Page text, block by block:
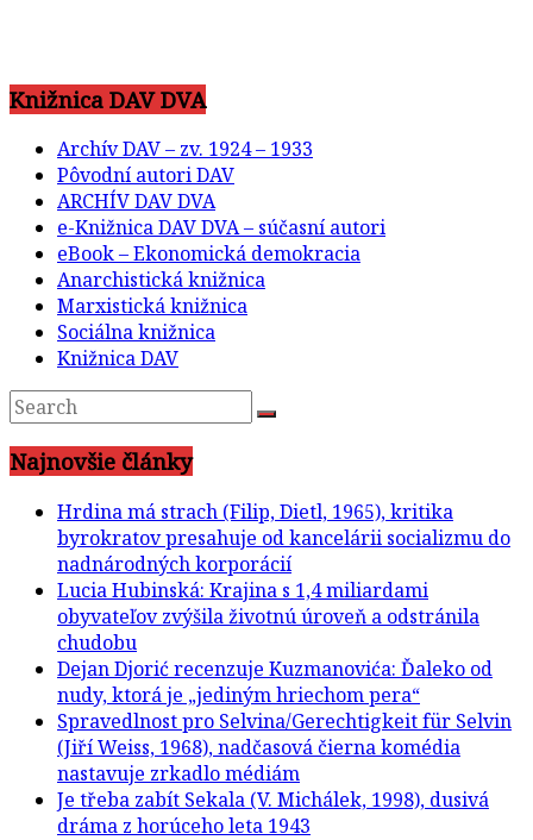
Knižnica DAV DVA
Archív DAV – zv. 1924 – 1933
Pôvodní autori DAV
ARCHÍV DAV DVA
e-Knižnica DAV DVA – súčasní autori
eBook – Ekonomická demokracia
Anarchistická knižnica
Marxistická knižnica
Sociálna knižnica
Knižnica DAV
Najnovšie články
Hrdina má strach (Filip, Dietl, 1965), kritika
byrokratov presahuje od kancelárii socializmu do
nadnárodných korporácií
Lucia Hubinská: Krajina s 1,4 miliardami
obyvateľov zvýšila životnú úroveň a odstránila
chudobu
Dejan Djorić recenzuje Kuzmanovića: Ďaleko od
nudy, ktorá je „jediným hriechom pera“
Spravedlnost pro Selvina/Gerechtigkeit für Selvin
(Jiří Weiss, 1968), nadčasová čierna komédia
nastavuje zrkadlo médiám
Je třeba zabít Sekala (V. Michálek, 1998), dusivá
dráma z horúceho leta 1943